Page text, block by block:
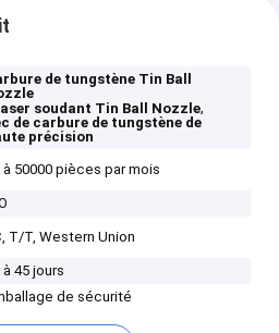
de tungstène Tin Ball
soudant Tin Ball Nozzle,
de carbure de tungstène de
précision
à 50000 pièces par mois
T/T, Western Union
à 45 jours
de sécurité